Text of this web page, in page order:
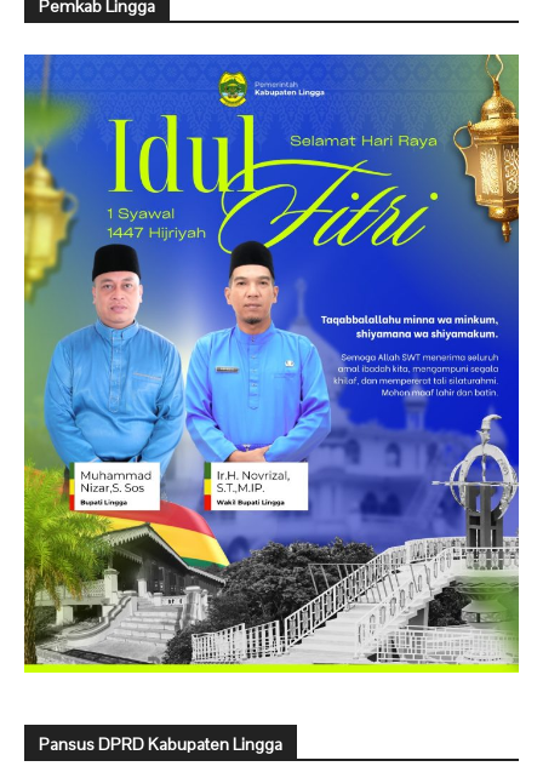
Pemkab Lingga
Pansus DPRD Kabupaten Lingga